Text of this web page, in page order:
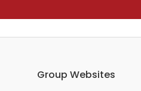
Group Websites